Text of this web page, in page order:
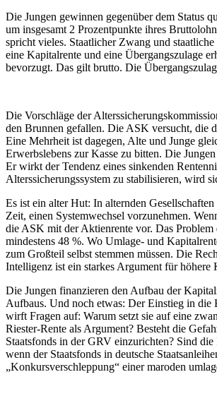
Die Jungen gewinnen gegenüber dem Status
um insgesamt 2 Prozentpunkte ihres
spricht vieles. Staatlicher Zwang und
eine Kapitalrente und eine Übergangszulage
bevorzugt. Das gilt brutto. Die
Die Vorschläge der
den Brunnen gefallen. Die ASK versucht, die
Eine Mehrheit ist dagegen, Alte und Junge
Erwerbslebens zur Kasse zu bitten. Die
Er wirkt der Tendenz eines sinkenden
Alterssicherungssystem zu stabilisieren, wird
Es ist ein alter Hut: In alternden
Zeit, einen Systemwechsel vorzunehmen.
die ASK mit der Aktienrente vor. Das
mindestens 48 %. Wo Umlage- und
zum Großteil selbst stemmen müssen. Die
Intelligenz ist ein starkes Argument für
Die Jungen finanzieren den Aufbau der
Aufbaus. Und noch etwas: Der Einstieg in die
wirft Fragen auf: Warum setzt sie auf eine
Riester-Rente als Argument? Besteht die
Staatsfonds in der GRV einzurichten? Sind
wenn der Staatsfonds in deutsche
„Konkursverschleppung“ einer maroden